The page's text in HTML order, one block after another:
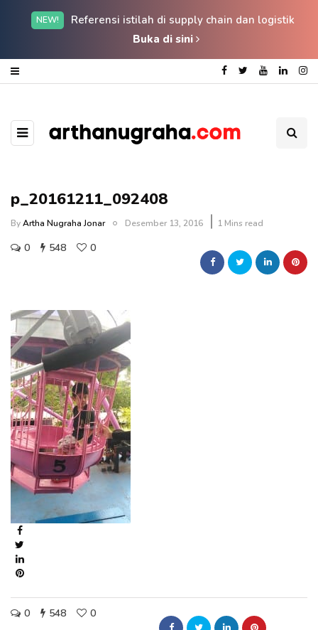
NEW!
Referensi istilah di supply chain dan logistik
Buka di sini
p_20161211_092408
ByArtha Nugraha Jonar Desember 13, 2016 1 Mins read
0 548 0
0 548 0